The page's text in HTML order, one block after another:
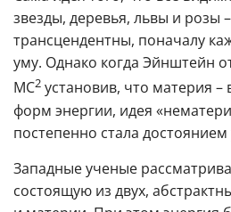
звезды, деревья, львы и розы
трансцендентны, поначалу
уму. Однако когда Эйнштейн
МС2 установив, что материя –
форм энергии, идея
постепенно стала
Западные ученые
состоящую из двух,